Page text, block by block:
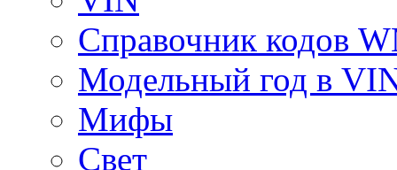
Справочник кодов
Модельный год в
Мифы
Свет